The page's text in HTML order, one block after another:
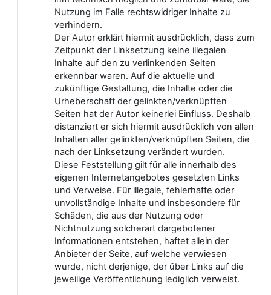
Nutzung im Falle rechtswidriger Inhalte zu
verhindern.
Der Autor erklärt hiermit ausdrücklich, dass zum
Zeitpunkt der Linksetzung keine illegalen
Inhalte auf den zu verlinkenden Seiten
erkennbar waren. Auf die aktuelle und
zukünftige Gestaltung, die Inhalte oder die
Urheberschaft der gelinkten/verknüpften
Seiten hat der Autor keinerlei Einfluss. Deshalb
distanziert er sich hiermit ausdrücklich von allen
Inhalten aller gelinkten/verknüpften Seiten, die
nach der Linksetzung verändert wurden.
Diese Feststellung gilt für alle innerhalb des
eigenen Internetangebotes gesetzten Links
und Verweise. Für illegale, fehlerhafte oder
unvollständige Inhalte und insbesondere für
Schäden, die aus der Nutzung oder
Nichtnutzung solcherart dargebotener
Informationen entstehen, haftet allein der
Anbieter der Seite, auf welche verwiesen
wurde, nicht derjenige, der über Links auf die
jeweilige Veröffentlichung lediglich verweist.